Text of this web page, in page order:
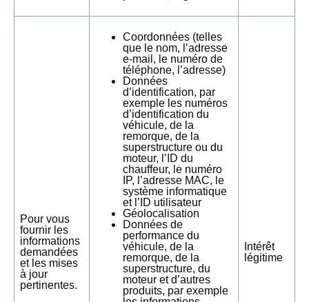
Pour vous
fournir les
informations
demandées
et les mises
à jour
pertinentes.
Coordonnées (telles
que le nom, l’adresse
e-mail, le numéro de
téléphone, l’adresse)
Données
d’identification, par
exemple les numéros
d’identification du
véhicule, de la
remorque, de la
superstructure ou du
moteur, l’ID du
chauffeur, le numéro
IP, l’adresse MAC, le
système informatique
et l’ID utilisateur
Géolocalisation
Données de
performance du
véhicule, de la
remorque, de la
superstructure, du
moteur et d’autres
produits, par exemple
Intérêt
légitime